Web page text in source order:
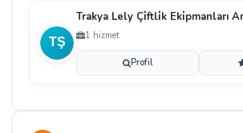
Trakya Lely Çi̇ftli̇k Eki̇pmanları
1 hizmet
Profil